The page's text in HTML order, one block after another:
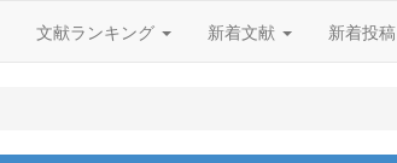
文献ランキング 新着文献 新着投稿